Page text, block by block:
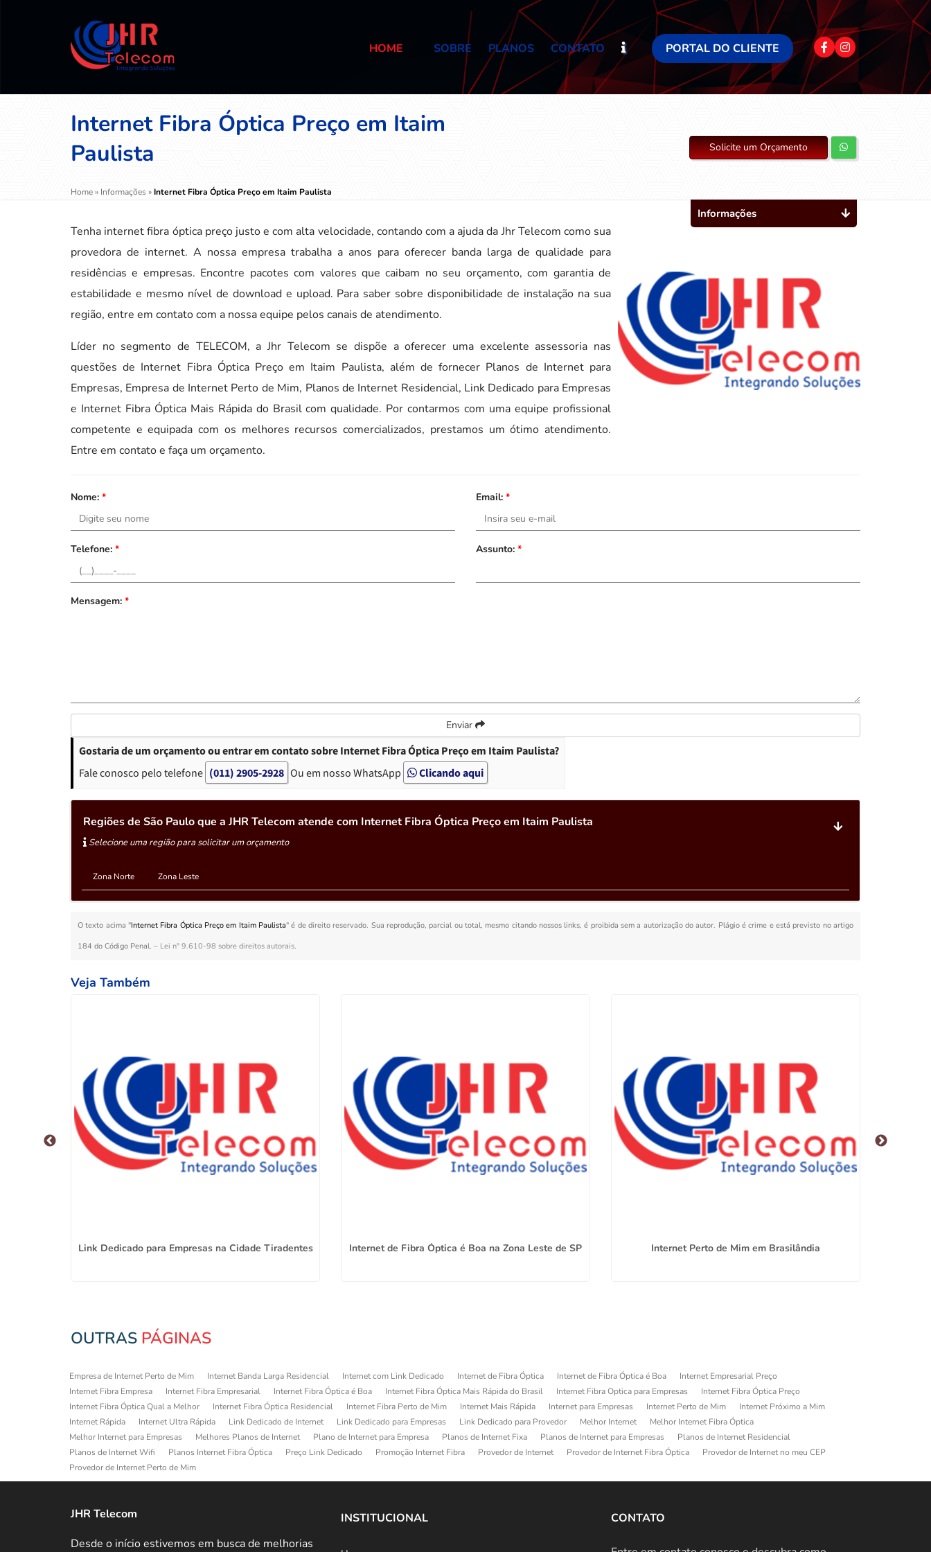
HOME SOBRE PLANOS CONTATO PORTAL DO CLIENTE
Internet Fibra Óptica Preço em Itaim
Paulista
Home» Informações »Internet Fibra Óptica Preço em Itaim Paulista
Solicite um Orçamento
Tenha internet fibra óptica preço justo e com alta velocidade, contando com a ajuda da Jhr Telecom como sua
provedora de internet. A nossa empresa trabalha a anos para oferecer banda larga de qualidade para
residências e empresas. Encontre pacotes com valores que caibam no seu orçamento, com garantia de
estabilidade e mesmo nível de download e upload. Para saber sobre disponibilidade de instalação na sua
região, entre em contato com a nossa equipe pelos canais de atendimento.
Líder no segmento de TELECOM, a Jhr Telecom se dispõe a oferecer uma excelente assessoria nas
questões de Internet Fibra Óptica Preço em Itaim Paulista, além de fornecer Planos de Internet para
Empresas, Empresa de Internet Perto de Mim, Planos de Internet Residencial, Link Dedicado para Empresas
e Internet Fibra Óptica Mais Rápida do Brasil com qualidade. Por contarmos com uma equipe profissional
competente e equipada com os melhores recursos comercializados, prestamos um ótimo atendimento.
Entre em contato e faça um orçamento.
Nome: * Email: *
Telefone: * Assunto: *
Mensagem: *
Enviar
Gostaria de um orçamento ou entrar em contato sobre Internet Fibra Óptica Preço em Itaim Paulista?
Fale conosco pelo telefone (011) 2905-2928 Ou em nosso WhatsApp Clicando aqui
Regiões de São Paulo que a JHR Telecom atende com Internet Fibra Óptica Preço em Itaim Paulista
Selecione uma região para solicitar um orçamento
Zona Norte Zona Leste
O texto acima "Internet Fibra Óptica Preço em Itaim Paulista" é de direito reservado. Sua reprodução, parcial ou total, mesmo citando nossos links, é proibida sem a autorização do autor. Plágio é crime e está previsto no artigo
184 do Código Penal. – Lei n° 9.610-98 sobre direitos autorais.
Informações
Veja Também
Link Dedicado para Empresas na Cidade Tiradentes Internet de Fibra Óptica é Boa na Zona Leste de SP Internet Perto de Mim em Brasilândia
OUTRAS PÁGINAS
Empresa de Internet Perto de Mim Internet Banda Larga Residencial Internet com Link Dedicado Internet de Fibra Óptica Internet de Fibra Óptica é Boa
Internet Empresarial Preço
Internet Fibra Empresa
Internet Fibra Empresarial Internet Fibra Óptica é Boa Internet Fibra Óptica Mais Rápida do Brasil Internet Fibra Optica para Empresas
Internet Fibra Óptica Preço
Internet Fibra Óptica Qual a Melhor
Internet Fibra Óptica Residencial Internet Fibra Perto de Mim Internet Mais Rápida Internet para Empresas Internet Perto de Mim
Internet Próximo a Mim
Internet Rápida
Internet Ultra Rápida Link Dedicado de Internet Link Dedicado para Empresas Link Dedicado para Provedor Melhor Internet
Melhor Internet Fibra Óptica
Melhor Internet para Empresas
Melhores Planos de Internet Plano de Internet para Empresa Planos de Internet Fixa Planos de Internet para Empresas
Planos de Internet Residencial
Planos de Internet Wifi
Planos Internet Fibra Óptica Preço Link Dedicado Promoção Internet Fibra Provedor de Internet Provedor de Internet Fibra Óptica
Provedor de Internet no meu CEP
Provedor de Internet Perto de Mim
JHR Telecom
Desde o início estivemos em busca de melhorias
INSTITUCIONAL CONTATO